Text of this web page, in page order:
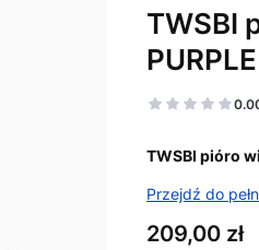
TWSBI
PURPLE
TWSBI pióro
Przejdź do
Cena
209,00 zł